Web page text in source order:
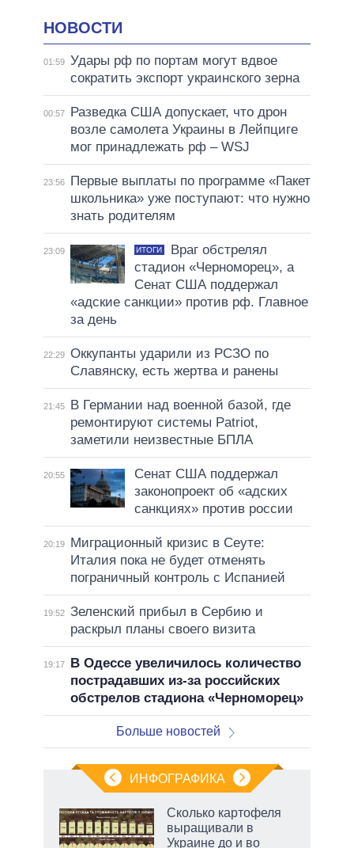
НОВОСТИ
01:59 Удары рф по портам могут вдвое
сократить экспорт украинского зерна
00:57
Разведка США допускает, что дрон
возле самолета Украины в Лейпциге
мог принадлежать рф – WSJ
23:56
Первые выплаты по программе «Пакет
школьника» уже поступают: что нужно
знать родителям
23:09 ИТОГИ
Враг обстрелял
стадион «Черноморец», а
Сенат США поддержал
«адские санкции» против рф. Главное
за день
22:29 Оккупанты ударили из РСЗО по
Славянску, есть жертва и ранены
21:45
В Германии над военной базой, где
ремонтируют системы Patriot,
заметили неизвестные БПЛА
20:55
Сенат США поддержал
законопроект об «адских
санкциях» против россии
20:19
Миграционный кризис в Сеуте:
Италия пока не будет отменять
пограничный контроль с Испанией
19:52 Зеленский прибыл в Сербию и
раскрыл планы своего визита
19:17
В Одессе увеличилось количество
пострадавших из-за российских
обстрелов стадиона «Черноморец»
Больше новостей
ИНФОГРАФИКА
Сколько картофеля
выращивали в
Украине до и во